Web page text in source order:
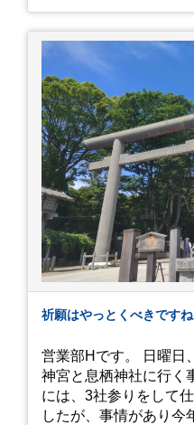
した。大人気とは聞い
は、、！！ 駅前ショ
たのでお買い物をし
バーグはレアな焼き
最高に美味しかったで
カットしてくれるのも
れは何個でも行けてしま
静岡へ行く予定があり
って見てください！予
で、時と場合とタイミ
す、、！！！
祈願はやっとくべきですね
営業部Hです。 日曜日、やっと。 1年ぶりに鹿島
神宮と息栖神社に行く
には、3社参りをして
したが、事情があり今